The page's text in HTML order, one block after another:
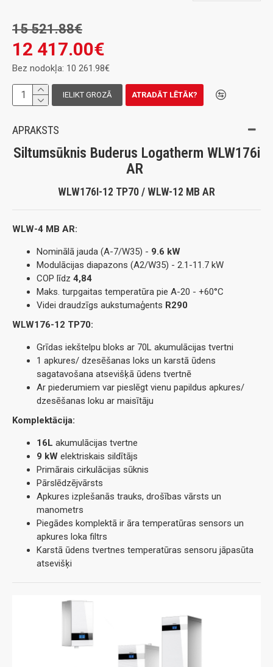
12 417.00€
15 521.88€
Bez nodokļa: 10 261.98€
IELIKT GROZĀ ATRADĀT LĒTĀK?
APRAKSTS
Siltumsūknis Buderus Logatherm WLW176i
AR
WLW176I-12 TP70 / WLW-12 MB AR
WLW-4 MB AR:
Nominālā jauda (A-7/W35) - 9.6 kW
Modulācijas diapazons (A2/W35) - 2.1-11.7 kW
COP līdz 4,84
Maks. turpgaitas temperatūra pie A-20 - +60°C
Videi draudzīgs aukstumaģents R290
WLW176-12 TP70:
Grīdas iekštelpu bloks ar 70L akumulācijas tvertni
1 apkures/ dzesēšanas loks un karstā ūdens
sagatavošana atsevišķā ūdens tvertnē
Ar piederumiem var pieslēgt vienu papildus apkures/
dzesēšanas loku ar maisītāju
Komplektācija:
16L akumulācijas tvertne
9 kW elektriskais sildītājs
Primārais cirkulācijas sūknis
Pārslēdzējvārsts
Apkures izplešanās trauks, drošības vārsts un
manometrs
Piegādes komplektā ir āra temperatūras sensors un
apkures loka filtrs
Karstā ūdens tvertnes temperatūras sensoru jāpasūta
atsevišķi